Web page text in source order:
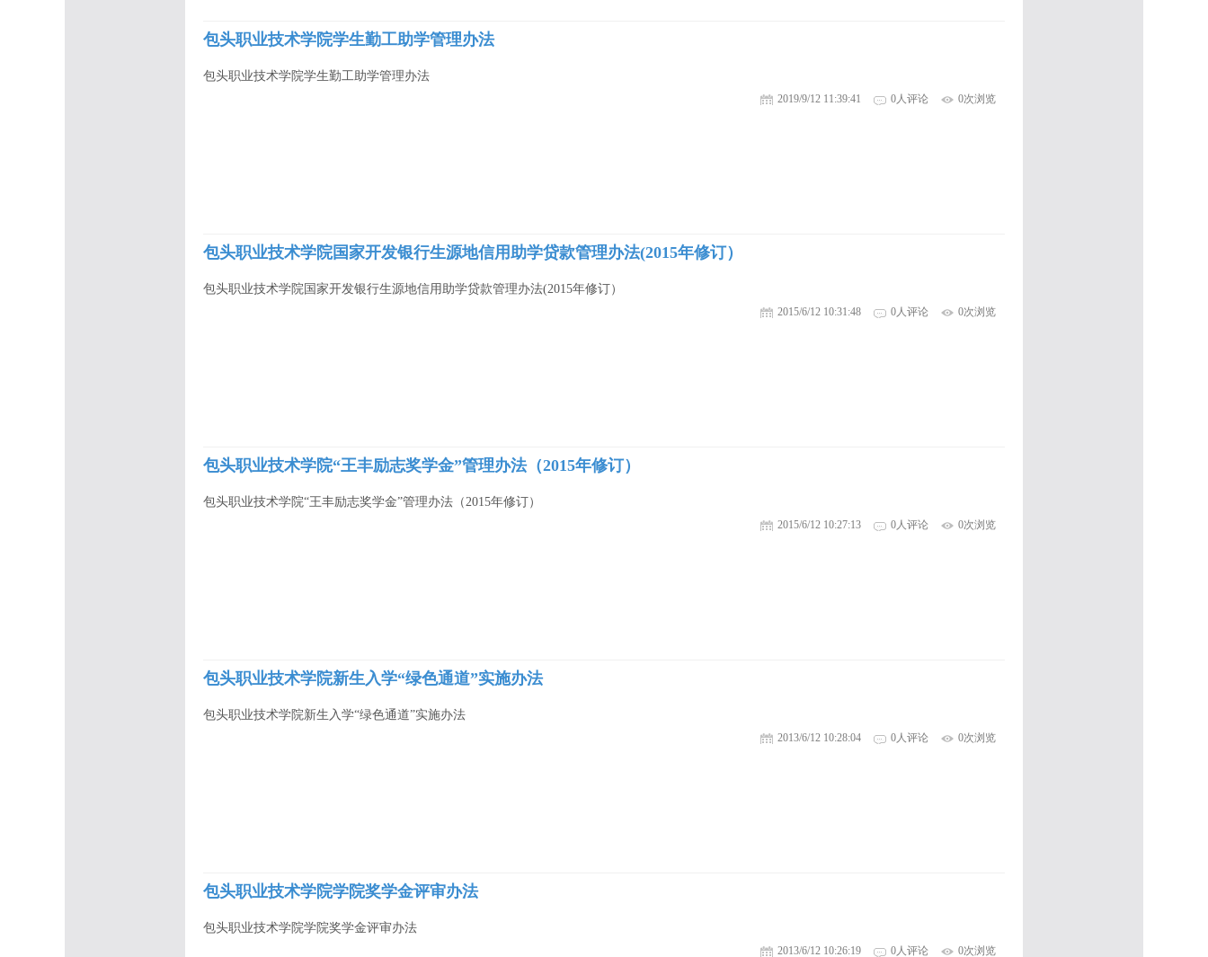
包头职业技术学院学生勤工助学管理办法
包头职业技术学院学生勤工助学管理办法
2019/9/12 11:39:41 0人评论 0次浏览
包头职业技术学院国家开发银行生源地信用助学贷款管理办法(2015年修订）
包头职业技术学院国家开发银行生源地信用助学贷款管理办法(2015年修订）
2015/6/12 10:31:48 0人评论 0次浏览
包头职业技术学院“王丰励志奖学金”管理办法（2015年修订）
包头职业技术学院“王丰励志奖学金”管理办法（2015年修订）
2015/6/12 10:27:13 0人评论 0次浏览
包头职业技术学院新生入学“绿色通道”实施办法
包头职业技术学院新生入学“绿色通道”实施办法
2013/6/12 10:28:04 0人评论 0次浏览
包头职业技术学院学院奖学金评审办法
包头职业技术学院学院奖学金评审办法
2013/6/12 10:26:19 0人评论 0次浏览